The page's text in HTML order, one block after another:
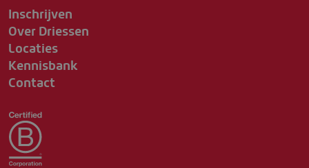
Inschrijven
Over Driessen
Locaties
Kennisbank
Contact